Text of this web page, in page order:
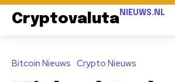
Cryptovaluta NIEUWS.NL
Bitcoin Nieuws Crypto Nieuws